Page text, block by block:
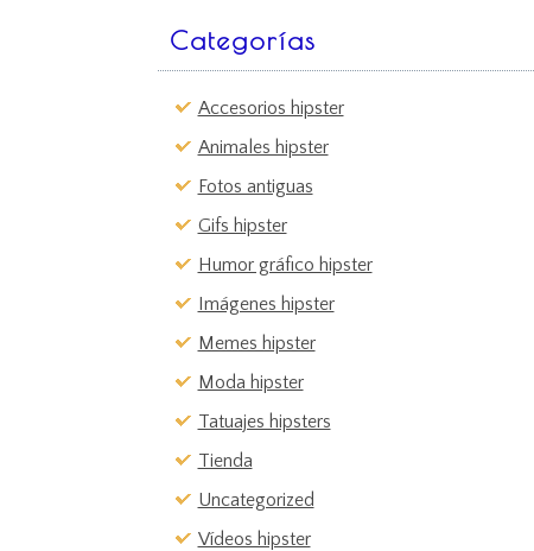
Categorías
Accesorios hipster
Animales hipster
Fotos antiguas
Gifs hipster
Humor gráfico hipster
Imágenes hipster
Memes hipster
Moda hipster
Tatuajes hipsters
Tienda
Uncategorized
Vídeos hipster